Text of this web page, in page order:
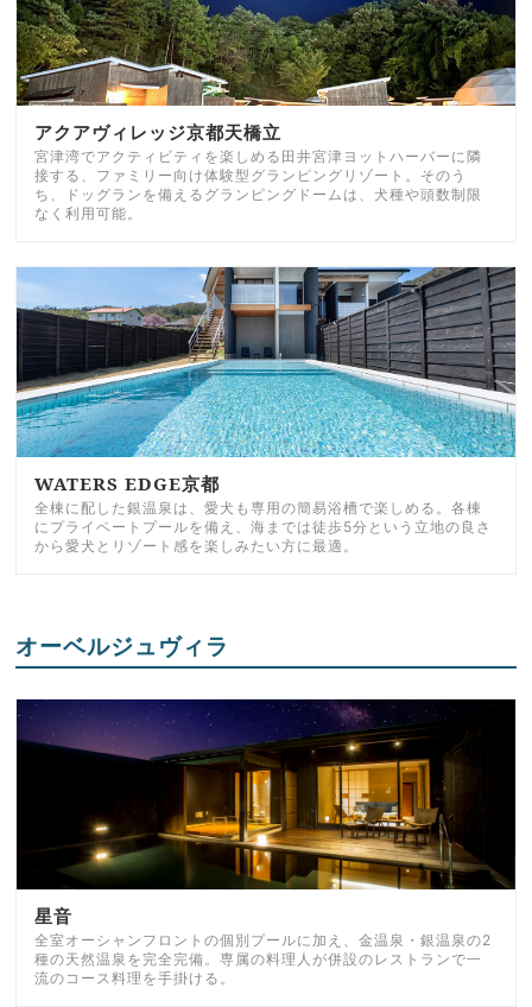
アクアヴィレッジ京都天橋立
宮津湾でアクティビティを楽しめる田井宮津ヨットハーバーに隣
接する、ファミリー向け体験型グランピングリゾート。そのう
ち、ドッグランを備えるグランピングドームは、犬種や頭数制限
なく利用可能。
WATERS EDGE京都
全棟に配した銀温泉は、愛犬も専用の簡易浴槽で楽しめる。各棟
にプライベートプールを備え、海までは徒歩5分という立地の良さ
から愛犬とリゾート感を楽しみたい方に最適。
オーベルジュヴィラ
星音
全室オーシャンフロントの個別プールに加え、金温泉・銀温泉の2
種の天然温泉を完全完備。専属の料理人が併設のレストランで一
流のコース料理を手掛ける。